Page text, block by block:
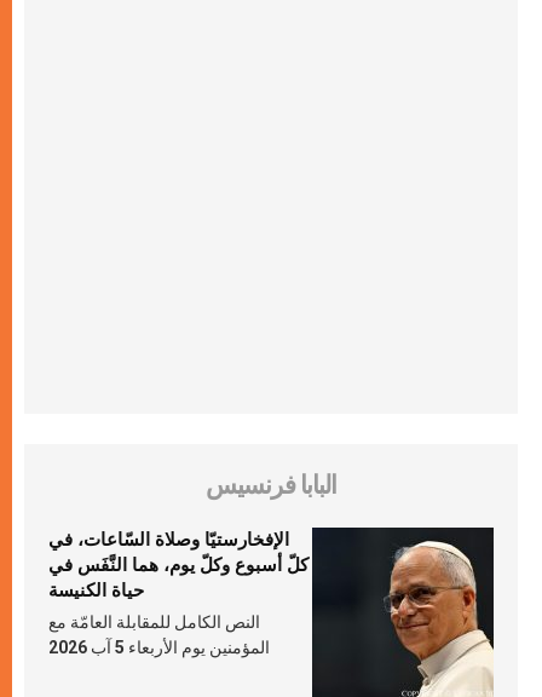
البابا فرنسيس
الإفخارستيّا وصلاة السّاعات، في
كلّ أسبوع وكلّ يوم، هما النَّفَس في
حياة الكنيسة
النص الكامل للمقابلة العامّة مع
المؤمنين يوم الأربعاء 5 آب 2026